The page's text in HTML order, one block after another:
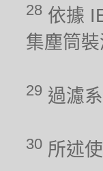
28 依據
集塵筒
29 過濾
30 所述